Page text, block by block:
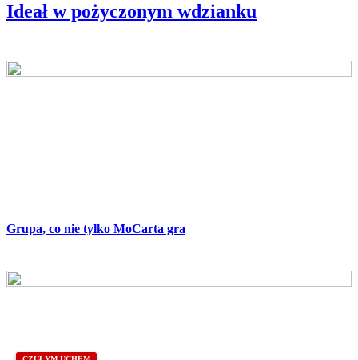
Ideał w pożyczonym wdzianku
Grupa, co nie tylko MoCarta gra